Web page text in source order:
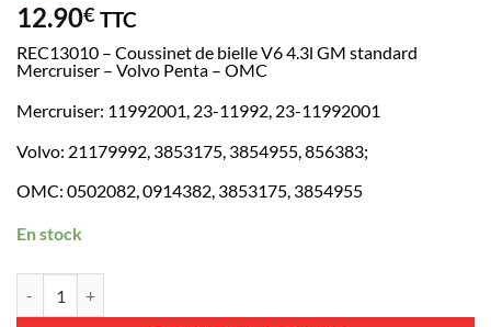
12.90€ TTC
REC13010 – Coussinet de bielle V6 4.3l GM standard
Mercruiser – Volvo Penta – OMC
Mercruiser: 11992001, 23-11992, 23-11992001
Volvo: 21179992, 3853175, 3854955, 856383;
OMC: 0502082, 0914382, 3853175, 3854955
En stock